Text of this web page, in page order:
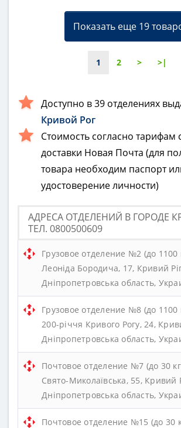
Показать еще 19
1 2 > >|
Доступно в 39 отделениях
Кривой Рог
Стоимость согласно тарифам
доставки Новая Почта (для
товара необходим паспорт
удостоверение личности)
АДРЕСА ОТДЕЛЕНИЙ В ГОРОДЕ
ТЕЛ. 0800500609
Грузовое отделение №2 (до 1100
Леоніда Бородича, 17, Кривий
Дніпропетровська область,
Грузовое отделение №8 (до 1100
200-річчя Кривого Рогу, 24,
Дніпропетровська область,
Почтовое отделение №7 (до 30
Свято-Миколаївська, 55, Кривий
Дніпропетровська область,
Почтовое отделение №15 (до 30